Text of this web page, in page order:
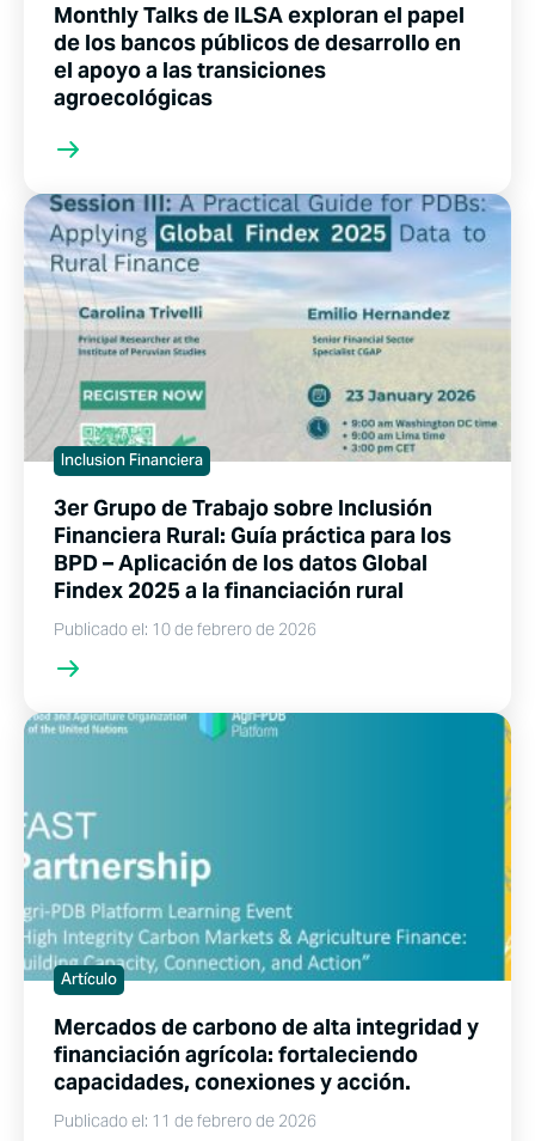
Monthly Talks de ILSA exploran el papel
de los bancos públicos de desarrollo en
el apoyo a las transiciones
agroecológicas
Inclusion Financiera
3er Grupo de Trabajo sobre Inclusión
Financiera Rural: Guía práctica para los
BPD – Aplicación de los datos Global
Findex 2025 a la financiación rural
Publicado el: 10 de febrero de 2026
Artículo
Mercados de carbono de alta integridad y
financiación agrícola: fortaleciendo
capacidades, conexiones y acción.
Publicado el: 11 de febrero de 2026